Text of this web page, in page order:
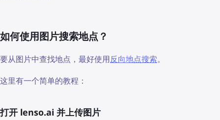
如何使用图片搜索地点？
要从图片中查找地点，最好使用反向地点搜索。
这里有一个简单的教程：
打开 lenso.ai 并上传图片